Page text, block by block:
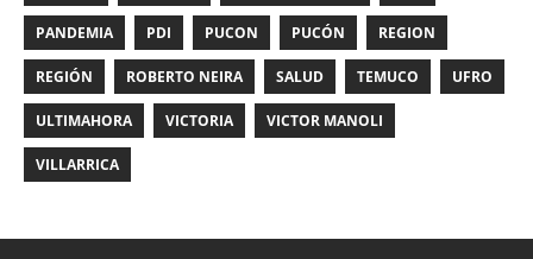
PANDEMIA PDI PUCON PUCÓN REGION
REGIÓN ROBERTO NEIRA SALUD TEMUCO UFRO
ULTIMAHORA VICTORIA VICTOR MANOLI
VILLARRICA